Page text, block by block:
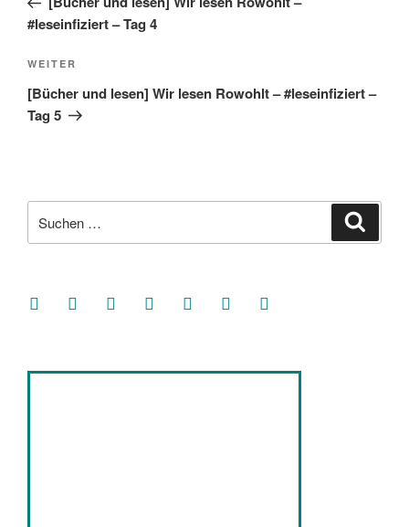
#leseinfiziert – Tag 4
Nächster
Beitrag
WEITER
[Bücher und lesen] Wir lesen Rowohlt – #leseinfiziert –
Tag 5
nach:
facebooksoundcloud
twitter mastodoninstagramthreads goodreads